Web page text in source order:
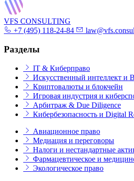
VFS CONSULTING
+7 (495) 118-24-84
Разделы
IT & Киберправо
Искусственный интеллект и
Криптовалюты и блокчейн
Игровая индустрия и
Арбитраж & Due Diligence
Кибербезопасность и Digital
Авиационное право
Медиация и переговоры
Налоги и нестандартные
Фармацевтическое и
Экологическое право